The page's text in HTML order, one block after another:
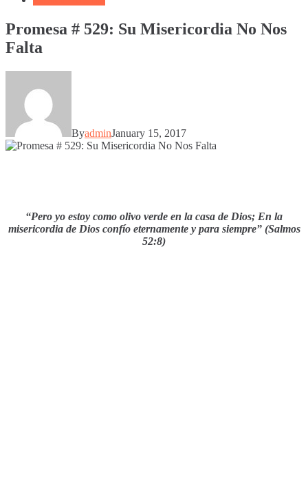
Promesa # 529: Su Misericordia No Nos
Falta
ByadminJanuary 15, 2017
“Pero yo estoy como olivo verde en la casa de Dios; En la
misericordia de Dios confío eternamente y para siempre” (Salmos
52:8)